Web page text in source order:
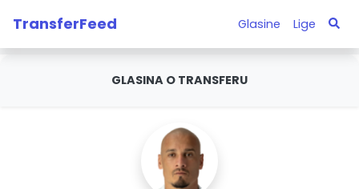
TransferFeed Glasine Lige
GLASINA O TRANSFERU